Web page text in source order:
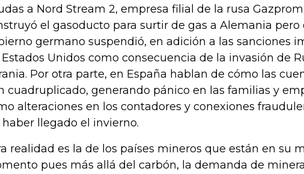
a Nord Stream 2, empresa filial de la rusa
el gasoducto para surtir de gas a Alemania pero
germano suspendió, en adición a las sanciones
Estados Unidos como consecuencia de la invasión de
Por otra parte, en España hablan de cómo las
cuadruplicado, generando pánico en las familias y
alteraciones en los contadores y conexiones
haber llegado el invierno.
realidad es la de los países mineros que están en su
pues más allá del carbón, la demanda de